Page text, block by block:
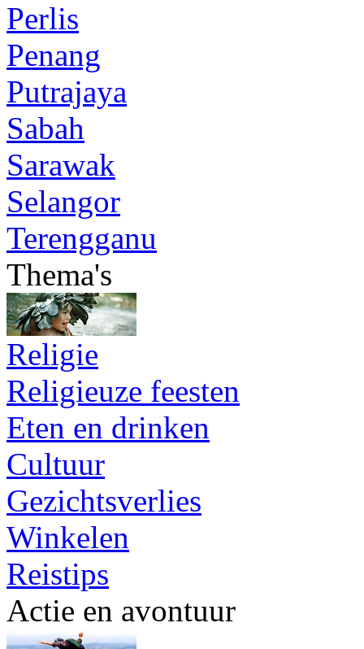
Perlis
Penang
Putrajaya
Sabah
Sarawak
Selangor
Terengganu
Thema's
Religie
Religieuze feesten
Eten en drinken
Cultuur
Gezichtsverlies
Winkelen
Reistips
Actie en avontuur